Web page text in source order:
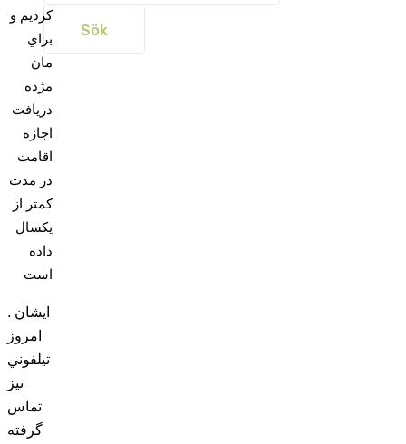
کرديم و
براي
مان
مژده
دريافت
اجازه
اقامت
در مدت
کمتر از
يکسال
داده
است
. ايشان
امروز
تيلفوني
نيز
تماس
گرفته